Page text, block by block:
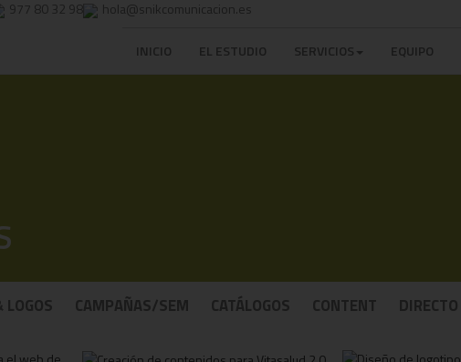
977 80 32 98 hola@snikcomunicacion.es
INICIO EL ESTUDIO SERVICIOS EQUIPO
CAMPAÑAS/SEM CATÁLOGOS CONTENT DIRECTO